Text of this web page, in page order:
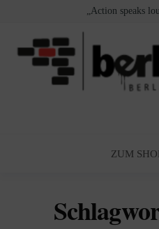
springen
„Action speaks
ZUM